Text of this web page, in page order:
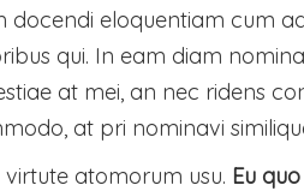
eloquentiam cum
qui. In eam diam
at mei, an nec ridens
at pri nominavi
atomorum usu. Eu